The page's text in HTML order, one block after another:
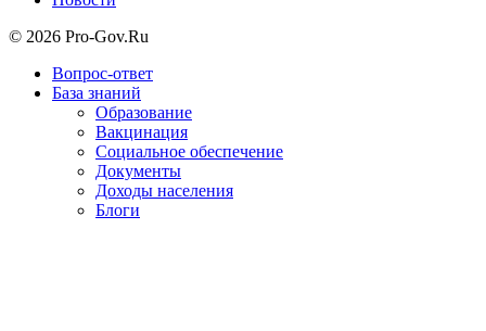
© 2026 Pro-Gov.Ru
Вопрос-ответ
База знаний
Образование
Вакцинация
Социальное обеспечение
Документы
Доходы населения
Блоги